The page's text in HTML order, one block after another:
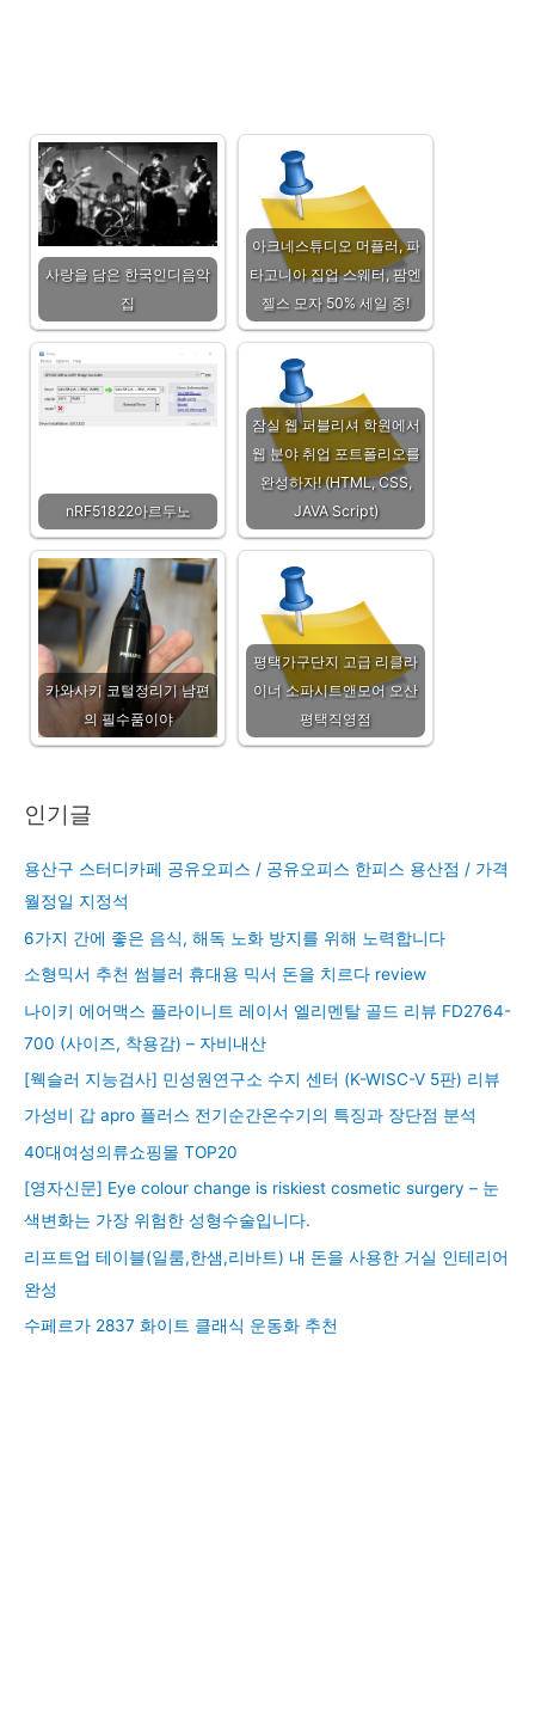
사랑을 담은 한국인디음악
집
아크네스튜디오 머플러, 파
타고니아 집업 스웨터, 팜엔
젤스 모자 50% 세일 중!
nRF51822아르두노
잠실 웹 퍼블리셔 학원에서
웹 분야 취업 포트폴리오를
완성하자! (HTML, CSS,
JAVA Script)
카와사키 코털정리기 남편
의 필수품이야
평택가구단지 고급 리클라
이너 소파시트앤모어 오산
평택직영점
인기글
용산구 스터디카페 공유오피스 / 공유오피스 한피스 용산점 / 가격
월정일 지정석
6가지 간에 좋은 음식, 해독 노화 방지를 위해 노력합니다
소형믹서 추천 썸블러 휴대용 믹서 돈을 치르다 review
나이키 에어맥스 플라이니트 레이서 엘리멘탈 골드 리뷰 FD2764-
700 (사이즈, 착용감) – 자비내산
[웩슬러 지능검사] 민성원연구소 수지 센터 (K-WISC-V 5판) 리뷰
가성비 갑 apro 플러스 전기순간온수기의 특징과 장단점 분석
40대여성의류쇼핑몰 TOP20
[영자신문] Eye colour change is riskiest cosmetic surgery – 눈
색변화는 가장 위험한 성형수술입니다.
리프트업 테이블(일룸,한샘,리바트) 내 돈을 사용한 거실 인테리어
완성
수페르가 2837 화이트 클래식 운동화 추천